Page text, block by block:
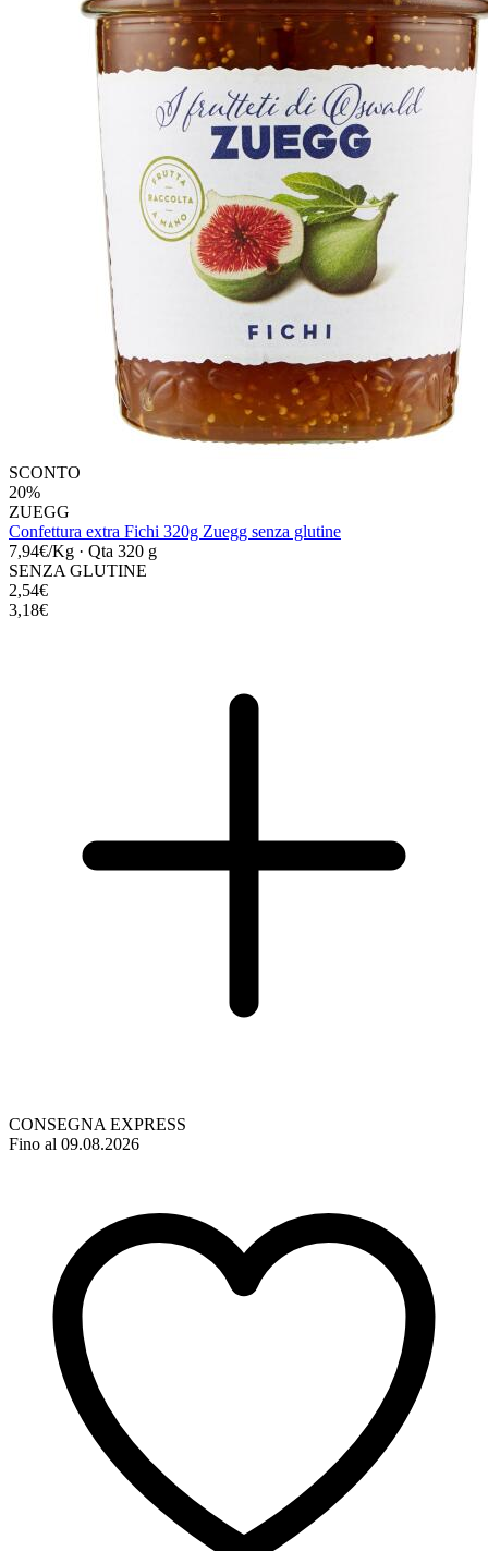
SCONTO
20%
ZUEGG
Confettura extra Fichi 320g Zuegg senza glutine
7,94€/Kg · Qta 320 g
SENZA GLUTINE
2,54€
3,18€
CONSEGNA EXPRESS
Fino al 09.08.2026